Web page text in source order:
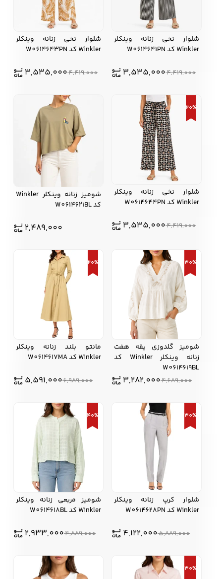
شلوار نخی زنانه وینکلر
Winkler کد W0614641PN
4,419,000
3,535,000
شلوار نخی زنانه وینکلر
Winkler کد W0614643PN
4,419,000
3,535,000
20%
شلوار نخی زنانه وینکلر
Winkler کد W0614644PN
4,419,000
3,535,000
شومیز زنانه وینکلر Winkler
کد W0614621BL
2,489,000
30%
شومیز گلدوزی یقه هفت
زنانه وینکلر Winkler کد
W0614619BL
4,689,000
3,282,000
20%
مانتو بلند زنانه وینکلر
Winkler کد W0614617MA
6,989,000
5,591,000
30%
شلوار کرپ زنانه وینکلر
Winkler کد W0614628PN
5,889,000
4,122,000
40%
شومیز مربعی زنانه وینکلر
Winkler کد W0614618BL
4,889,000
2,933,000
30%